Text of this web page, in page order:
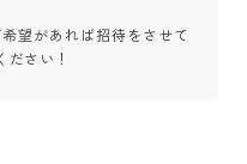
望があれば招待をさせて
さい！